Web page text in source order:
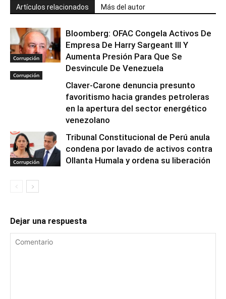
Artículos relacionados Más del autor
Corrupción
Bloomberg: OFAC Congela Activos De
Empresa De Harry Sargeant III Y
Aumenta Presión Para Que Se
Desvincule De Venezuela
Corrupción
Claver-Carone denuncia presunto
favoritismo hacia grandes petroleras
en la apertura del sector energético
venezolano
Corrupción
Tribunal Constitucional de Perú anula
condena por lavado de activos contra
Ollanta Humala y ordena su liberación
Dejar una respuesta